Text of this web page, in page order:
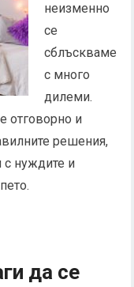
неизменно
се
сблъскваме
с много
дилеми.
отговорно и
решения,
с нуждите и
да се